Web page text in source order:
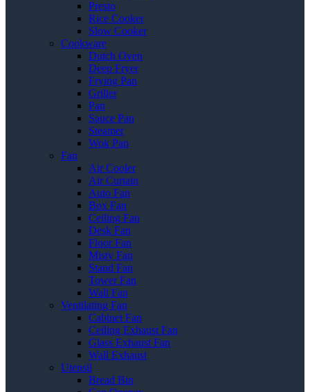
Presto
Rice Cooker
Slow Cooker
Cookware
Dutch Oven
Deep Fryer
Frying Pan
Griller
Pan
Sauce Pan
Steamer
Wok Pan
Fan
Air Cooler
Air Curtain
Auto Fan
Box Fan
Ceiling Fan
Desk Fan
Floor Fan
Misty Fan
Stand Fan
Tower Fan
Wall Fan
Ventilating Fan
Cabinet Fan
Ceiling Exhaust Fan
Glass Exhaust Fan
Wall Exhaust
Utensil
Bread Bin